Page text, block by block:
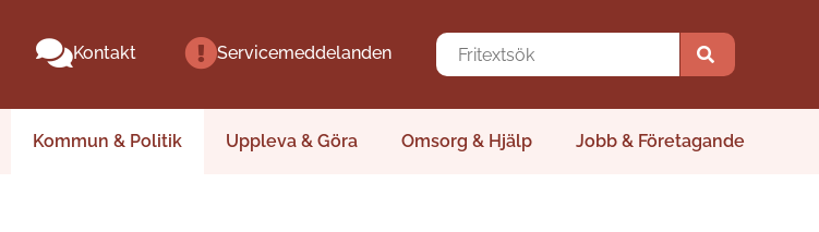
Kontakt Servicemeddelanden
Kommun & Politik Uppleva & Göra Omsorg & Hjälp Jobb & Företagande